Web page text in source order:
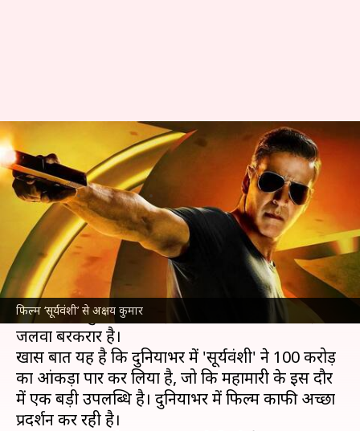
फिल्म ‘सूर्यवंशी’ से अक्षय कुमार
अक्षय कुमार की फिल्म 'सूर्यवंशी' ने की
100 करोड़ के क्लब में एंट्री
लेखन नेहा शर्मा Nov 10, 2021
क्या है खबर?
अक्षय कुमार अभिनीेत फिल्म'सूर्यवंशी'
ने रिलीज होते ही
धमाका मचा दिया है। फिल्म ने पहले ही दिन बॉक्स
ऑफिस पर धुआंदार कमाई की।
बॉक्स ऑफिस पर इसका
जलवा बरकरार है।
खास बात यह है कि दुनियाभर में 'सूर्यवंशी' ने 100 करोड़
का आंकड़ा पार कर लिया है, जो कि महामारी के इस दौर
में एक बड़ी उपलब्धि है। दुनियाभर में फिल्म काफी अच्छा
प्रदर्शन कर रही है।